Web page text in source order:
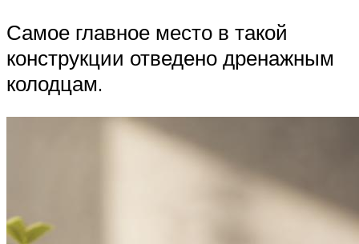
Самое главное место в такой
конструкции отведено дренажным
колодцам.